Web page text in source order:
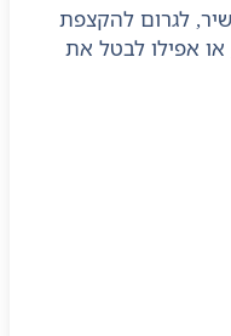
לגרום להקצפת
אפילו לבטל את